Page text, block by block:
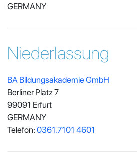
GERMANY
Niederlassung
BA Bildungsakademie GmbH
Berliner Platz 7
99091 Erfurt
GERMANY
Telefon: 0361.7101 4601